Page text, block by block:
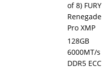
of 8) FURY
Renegade
Pro XMP
128GB
6000MT/s
DDR5 ECC